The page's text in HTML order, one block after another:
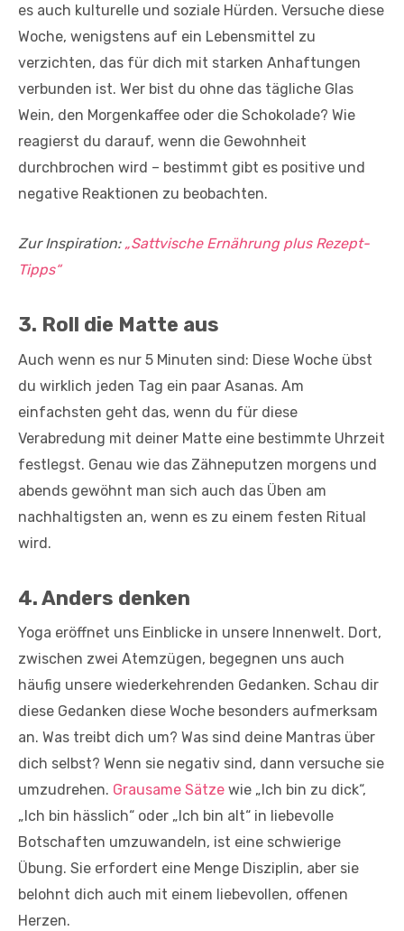
es auch kulturelle und soziale Hürden. Versuche diese
Woche, wenigstens auf ein Lebensmittel zu
verzichten, das für dich mit starken Anhaftungen
verbunden ist. Wer bist du ohne das tägliche Glas
Wein, den Morgenkaffee oder die Schokolade? Wie
reagierst du darauf, wenn die Gewohnheit
durchbrochen wird – bestimmt gibt es positive und
negative Reaktionen zu beobachten.
Zur Inspiration: „Sattvische Ernährung plus Rezept-
Tipps“
3. Roll die Matte aus
Auch wenn es nur 5 Minuten sind: Diese Woche übst
du wirklich jeden Tag ein paar Asanas. Am
einfachsten geht das, wenn du für diese
Verabredung mit deiner Matte eine bestimmte Uhrzeit
festlegst. Genau wie das Zähneputzen morgens und
abends gewöhnt man sich auch das Üben am
nachhaltigsten an, wenn es zu einem festen Ritual
wird.
4. Anders denken
Yoga eröffnet uns Einblicke in unsere Innenwelt. Dort,
zwischen zwei Atemzügen, begegnen uns auch
häufig unsere wiederkehrenden Gedanken. Schau dir
diese Gedanken diese Woche besonders aufmerksam
an. Was treibt dich um? Was sind deine Mantras über
dich selbst? Wenn sie negativ sind, dann versuche sie
umzudrehen. Grausame Sätze wie „Ich bin zu dick“,
„Ich bin hässlich“ oder „Ich bin alt“ in liebevolle
Botschaften umzuwandeln, ist eine schwierige
Übung. Sie erfordert eine Menge Disziplin, aber sie
belohnt dich auch mit einem liebevollen, offenen
Herzen.